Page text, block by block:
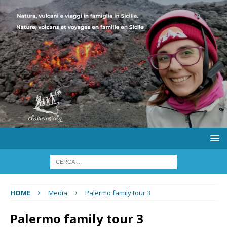
HOME Media Palermo family tour 3
Palermo family tour 3